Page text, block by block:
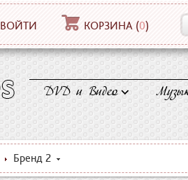
ВОЙТИ КОРЗИНА (0)
DVD и Видео
Бренд 2